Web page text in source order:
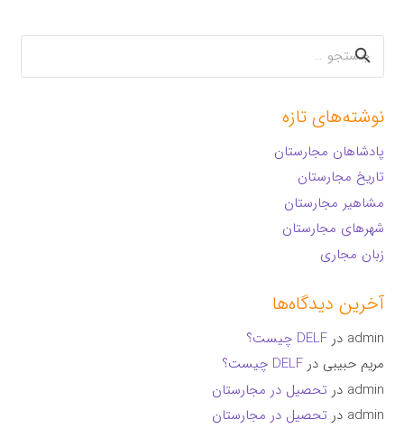
جستجو
برای:
نوشته‌های تازه
پادشاهان مجارستان
تاریخ مجارستان
مشاهیر مجارستان
شهرهای مجارستان
زبان مجاری
آخرین دیدگاه‌ها
admin درDELF چیست؟
مریم حبیبی درDELF چیست؟
admin در تحصیل در مجارستان
admin در تحصیل در مجارستان